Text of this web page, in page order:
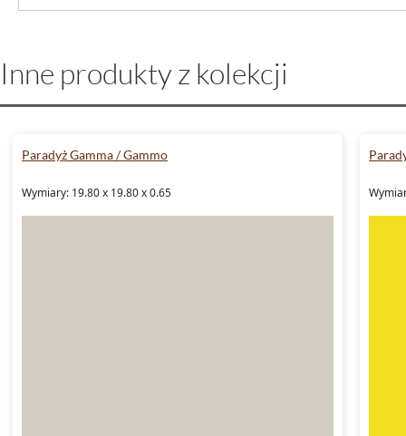
Inne produkty z kolekcji
Paradyż Gamma / Gammo
Wymiary: 19.80 x 19.80 x 0.65